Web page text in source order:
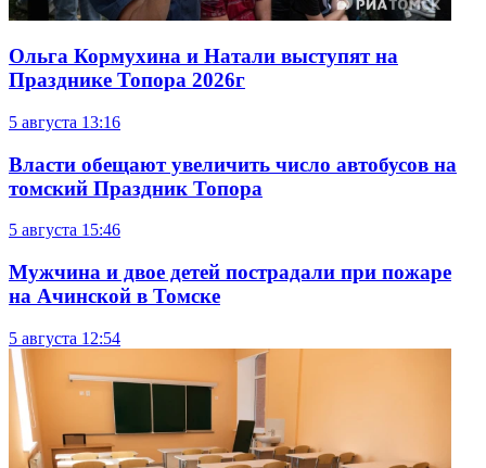
Ольга Кормухина и Натали выступят на
Празднике Топора 2026г
5 августа 13:16
Власти обещают увеличить число автобусов на
томский Праздник Топора
5 августа 15:46
Мужчина и двое детей пострадали при пожаре
на Ачинской в Томске
5 августа 12:54